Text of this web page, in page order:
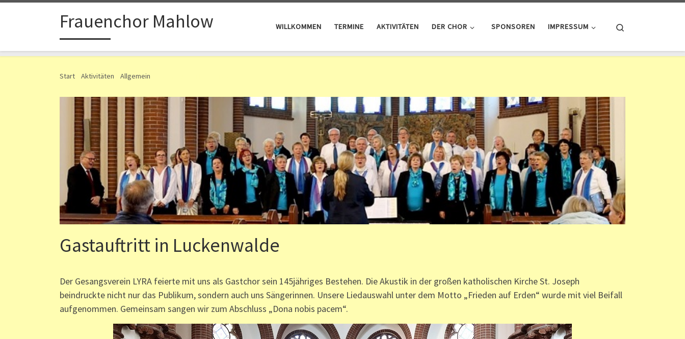
Zum Inhalt springenFrauenchor Mahlow WILLKOMMEN TERMINE AKTIVITÄTEN DER CHOR SPONSOREN IMPRESSUM
Start Aktivitäten Allgemein
Gastauftritt in Luckenwalde
Der Gesangsverein LYRA feierte mit uns als Gastchor sein 145jähriges Bestehen. Die Akustik in der großen katholischen Kirche St. Joseph
beindruckte nicht nur das Publikum, sondern auch uns Sängerinnen. Unsere Liedauswahl unter dem Motto „Frieden auf Erden“ wurde mit viel Beifall
aufgenommen. Gemeinsam sangen wir zum Abschluss „Dona nobis pacem“.